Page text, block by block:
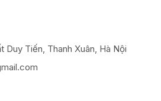
Duy Tiến, Thanh Xuân, Hà Nội